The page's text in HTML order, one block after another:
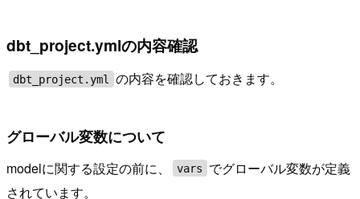
dbt_project.ymlの内容確認
dbt_project.yml の内容を確認しておきます。
グローバル変数について
modelに関する設定の前に、 vars
でグローバル変数が定義
されています。